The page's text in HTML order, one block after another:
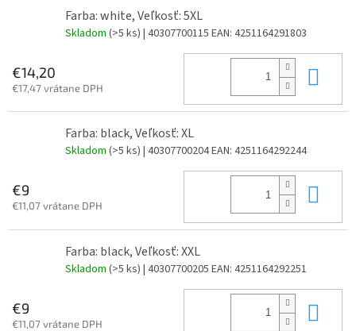
Farba: white, Veľkosť: 5XL
Skladom (>5 ks) | 40307700115 EAN: 4251164291803
€14,20
€17,47 vrátane DPH
Farba: black, Veľkosť: XL
Skladom (>5 ks) | 40307700204EAN: 4251164292244
€9
€11,07 vrátane DPH
Farba: black, Veľkosť: XXL
Skladom (>5 ks) | 40307700205 EAN: 4251164292251
€9
€11,07 vrátane DPH